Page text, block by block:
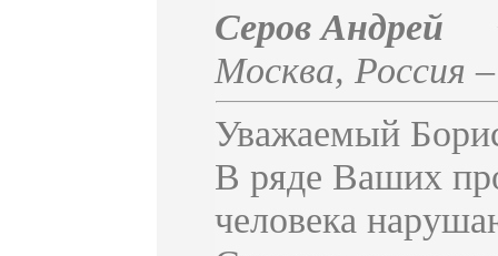
Серов Андрей
Москва, Россия
Уважаемый
В ряде Ваших
человека